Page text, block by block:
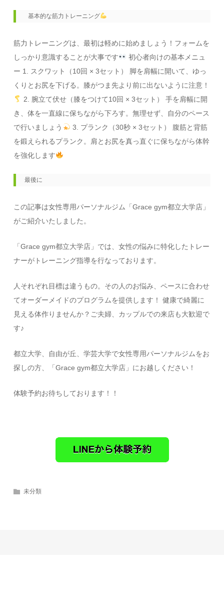
基本的な筋力トレーニング
筋力トレーニングは、最初は軽めに始めましょう！フォームを
しっかり意識することが大事です
初心者向けの基本メニュ
ー 1. スクワット（10回 × 3セット） 脚を肩幅に開いて、ゆっ
くりとお尻を下げる。膝がつま先より前に出ないように注意！
2. 腕立て伏せ（膝をつけて10回 × 3セット） 手を肩幅に開
き、体を一直線に保ちながら下ろす。無理せず、自分のペース
で行いましょう
3. プランク（30秒 × 3セット） 腹筋と背筋
を鍛えられるプランク。肩とお尻を真っ直ぐに保ちながら体幹
を強化します
最後に
この記事は女性専用パーソナルジム「Grace gym都立大学店」
がご紹介いたしました。
「Grace gym都立大学店」では、女性の悩みに特化したトレー
ナーがトレーニング指導を行なっております。
人それぞれ目標は違うもの。その人のお悩み、ペースに合わせ
てオーダーメイドのプログラムを提供します！ 健康で綺麗に
見える体作りませんか？ご夫婦、カップルでの来店も大歓迎で
す♪
都立大学、自由が丘、学芸大学で女性専用パーソナルジムをお
探しの方、「Grace gym都立大学店」にお越しください！
体験予約お待ちしております！！
未分類